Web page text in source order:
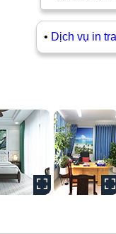
• Dịch vụ in